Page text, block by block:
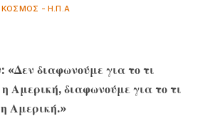
ΚΌΣΜΟΣ - Η.Π.Α
διαφωνούμε για το τι
Αμερική, διαφωνούμε για το τι
Αμερική.»